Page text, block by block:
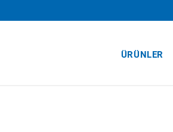
ÜRÜNLER